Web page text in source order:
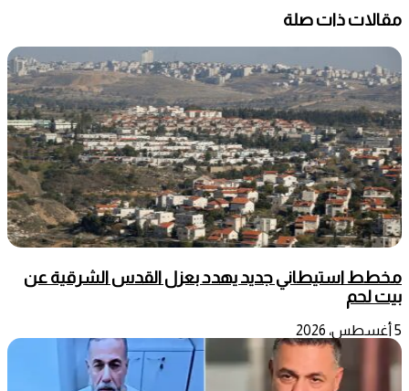
مقالات ذات صلة
مخطط استيطاني جديد يهدد بعزل القدس الشرقية عن
بيت لحم
5 أغسطس، 2026